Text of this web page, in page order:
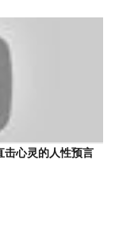
击心灵的人性预言